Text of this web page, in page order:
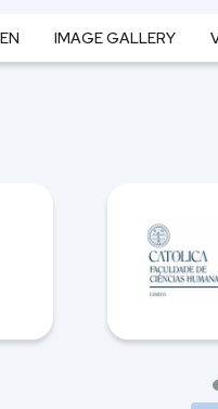
IMAGE GALLERY